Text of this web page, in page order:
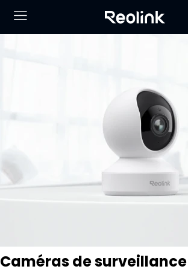
Caméras de